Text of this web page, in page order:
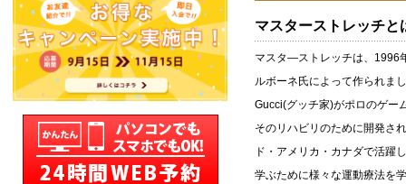
マスターストレッチと
マスタ―ストレッチは、1996
ルボーネ氏によって作られま
Gucci(グッチ家)がポロのゲー
そのリハビリのために開発さ
ド・アメリカ・カナダで活躍
学ぶために様々な運動療法を